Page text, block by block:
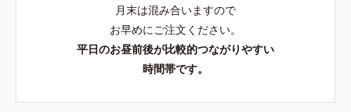
月末は混み合いますので
お早めにご注文ください。
平日のお昼前後が比較的つながりやすい
時間帯です。